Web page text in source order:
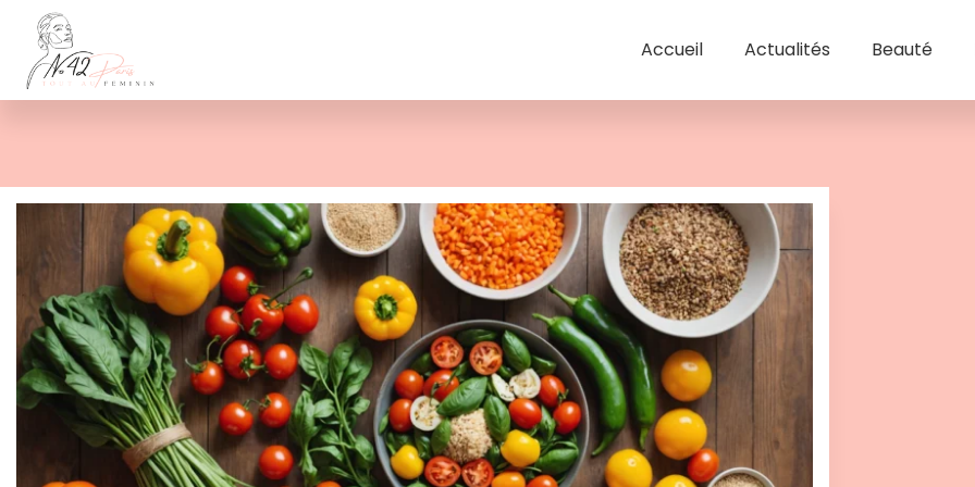
Accueil Actualités Beauté